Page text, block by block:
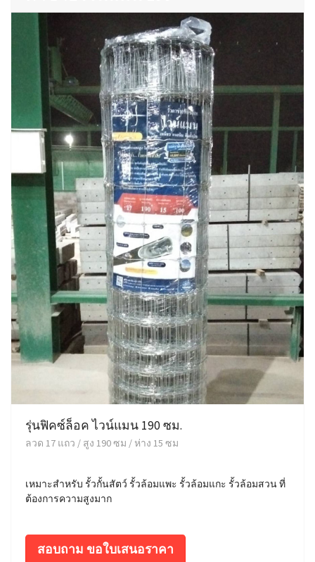
รุ่นฟิคซ์ล็อค ไวน์แมน 190 ซม.
ลวด 17 แถว / สูง 190 ซม / ห่าง 15 ซม
เหมาะสำหรับ รั้วกั้นสัตว์ รั้วล้อมแพะ รั้วล้อมแกะ รั้วล้อมสวน ที่
ต้องการความสูงมาก
สอบถาม ขอใบเสนอราคา